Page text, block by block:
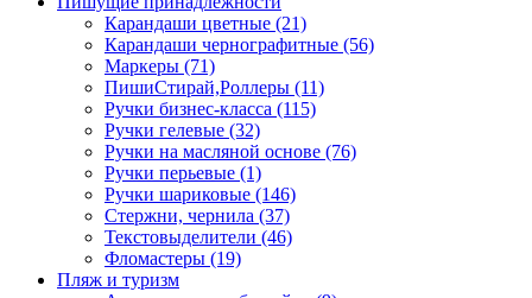
Карандаши цветные (21)
Карандаши чернографитные (56)
Маркеры (71)
ПишиСтирай,Роллеры (11)
Ручки бизнес-класса (115)
Ручки гелевые (32)
Ручки на масляной основе (76)
Ручки перьевые (1)
Ручки шариковые (146)
Стержни, чернила (37)
Текстовыделители (46)
Фломастеры (19)
Пляж и туризм